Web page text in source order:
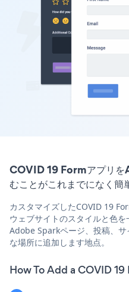
COVID 19 Formアプリ
むことがこれまでになく簡
カスタマイズしたCOVID 19
ウェブサイトのスタイルと色
Adobe Sparkページ、投稿、
な場所に追加します地点。
How To Add a COVID